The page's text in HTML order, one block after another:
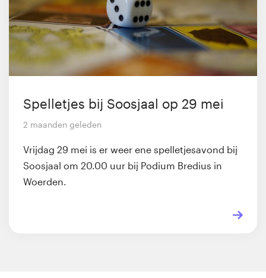
Spelletjes bij Soosjaal op 29 mei
2 maanden geleden
Vrijdag 29 mei is er weer ene spelletjesavond bij
Soosjaal om 20.00 uur bij Podium Bredius in
Woerden.